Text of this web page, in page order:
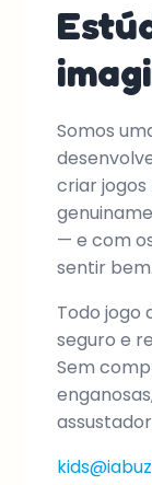
Somos
criar
— e com
sentir bem.
Todo jogo
seguro e
Sem